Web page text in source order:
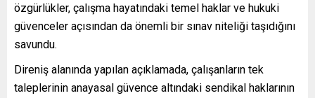
özgürlükler, çalışma hayatındaki temel haklar ve hukuki
güvenceler açısından da önemli bir sınav niteliği taşıdığını
savundu.
Direniş alanında yapılan açıklamada, çalışanların tek
taleplerinin anayasal güvence altındaki sendikal haklarının